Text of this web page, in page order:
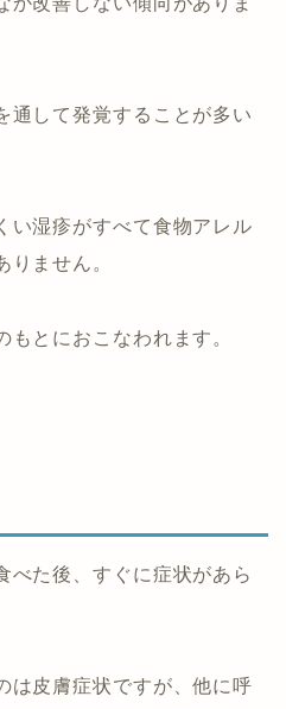
通して発覚することが多い
い湿疹がすべて食物アレル
りません。
とにおこなわれます。
べた後、すぐに症状があら
は皮膚症状ですが、他に呼